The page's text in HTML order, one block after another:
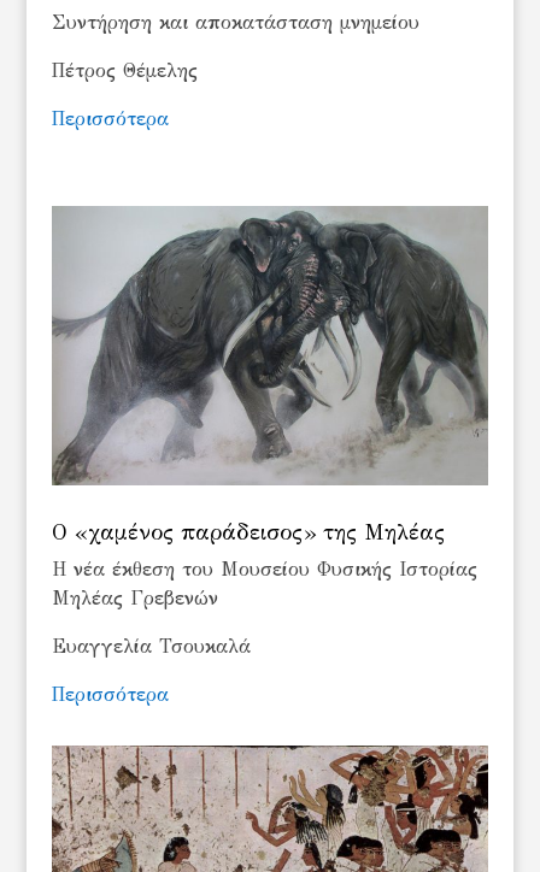
Συντήρηση και αποκατάσταση μνημείου
Πέτρος Θέμελης
Περισσότερα
Ο «χαμένος παράδεισος» της Μηλέας
Η νέα έκθεση του Μουσείου Φυσικής Ιστορίας
Μηλέας Γρεβενών
Ευαγγελία Τσουκαλά
Περισσότερα